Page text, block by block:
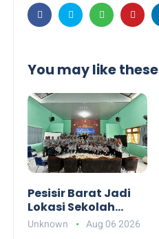
You may like
Pesisir Barat Jadi
Lokasi Sekolah
Lapang Gempa dan
Tsunami BMKG,
Unknown Aug 06 2026